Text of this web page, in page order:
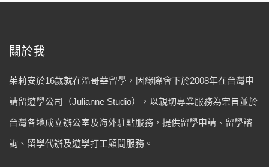
關於我
茱莉安於16歲就在溫哥華留學，因緣際會下於2008年在台灣申
請留遊學公司（Julianne Studio），以親切專業服務為宗旨並於
台灣各地成立辦公室及海外駐點服務，提供留學申請、留學諮
詢、留學代辦及遊學打工顧問服務。